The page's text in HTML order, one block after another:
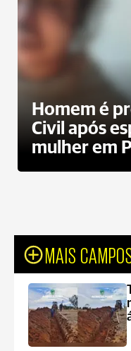
Homem é
Civil após
mulher em
MAIS